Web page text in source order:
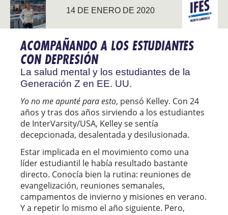
14 DE ENERO DE 2020
DEL
NORTE
ACOMPAÑANDO A LOS ESTUDIANTES
CON DEPRESIÓN
La salud mental y los estudiantes de la
Generación Z en EE. UU.
Yo no me apunté para esto, pensó Kelley. Con 24
años y tras dos años sirviendo a los estudiantes
de InterVarsity/USA, Kelley se sentía
decepcionada, desalentada y desilusionada.
Estar implicada en el movimiento como una
líder estudiantil le había resultado bastante
directo. Conocía bien la rutina: reuniones de
evangelización, reuniones semanales,
campamentos de invierno y misiones en verano.
Y a repetir lo mismo el año siguiente. Pero,